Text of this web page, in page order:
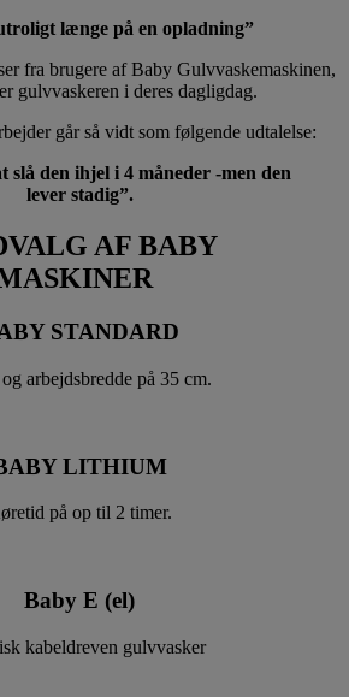
længe på en opladning”
fra brugere af Baby Gulvvaskemaskinen,
gulvvaskeren i deres dagligdag.
går så vidt som følgende udtalelse:
slå den ihjel i 4 måneder -men den
lever stadig”.
AF BABY
STANDARD
arbejdsbredde på 35 cm.
LITHIUM
på op til 2 timer.
Baby E (el)
kabeldreven gulvvasker